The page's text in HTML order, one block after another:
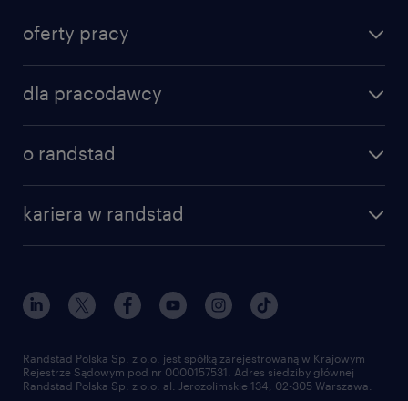
oferty pracy
dla pracodawcy
o randstad
kariera w randstad
Randstad Polska Sp. z o.o. jest spółką zarejestrowaną w Krajowym
Rejestrze Sądowym pod nr 0000157531. Adres siedziby głównej
Randstad Polska Sp. z o.o. al. Jerozolimskie 134, 02-305 Warszawa.